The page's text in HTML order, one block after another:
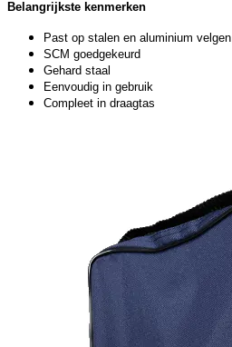
Belangrijkste kenmerken
Past op stalen en aluminium velgen
SCM goedgekeurd
Gehard staal
Eenvoudig in gebruik
Compleet in draagtas